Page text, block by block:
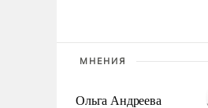
МНЕНИЯ
Ольга Андреева